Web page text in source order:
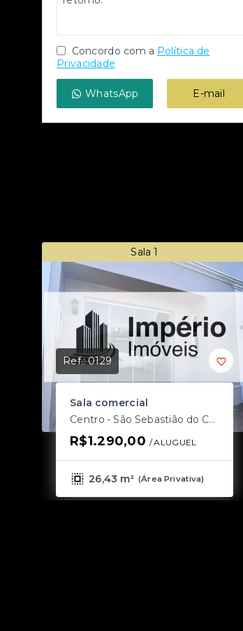
Concordo com a Política de
Privacidade
WhatsApp E-mail
Sala 1
Ref.:0129
Sala comercial
Centro - São Sebastião do Caí/RS
R$1.290,00 / ALUGUEL
26,43 m² (Área Privativa)